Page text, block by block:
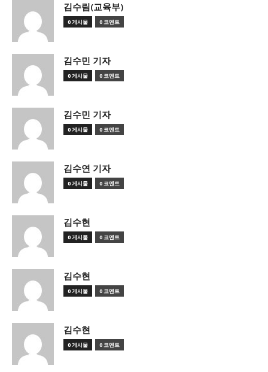
김수림(교육부)
0 게시물 0 코멘트
김수민 기자
0 게시물 0 코멘트
김수민 기자
0 게시물 0 코멘트
김수연 기자
0 게시물 0 코멘트
김수현
0 게시물 0 코멘트
김수현
0 게시물 0 코멘트
김수현
0 게시물 0 코멘트